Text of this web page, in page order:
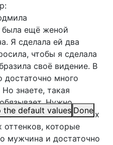
default values Done
была ещё женой
Я сделала ей два
чтобы я сделала
своё видение. В
достаточно много
знаете, такая
Нужно
там было много тёплых
оттенков, которые
мужчина и достаточно